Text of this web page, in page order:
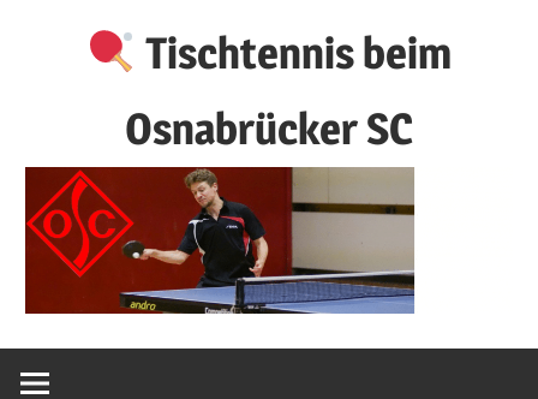
Tischtennis beim
Osnabrücker SC